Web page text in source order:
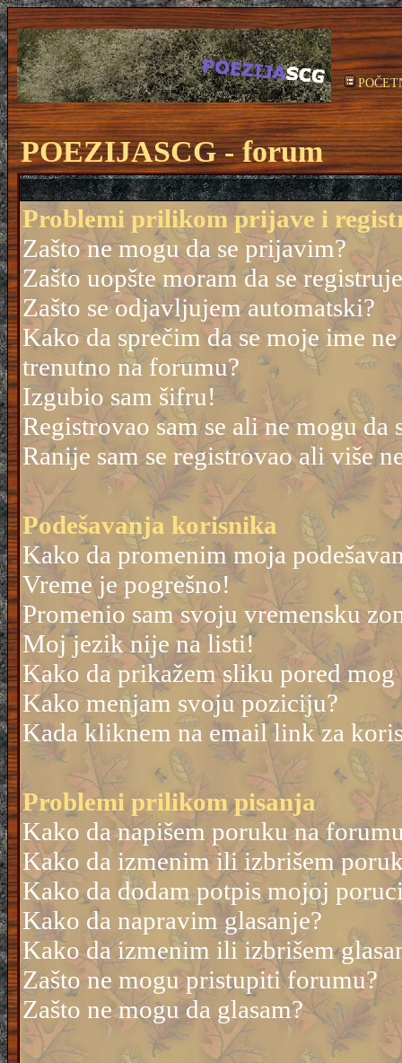
POEZIJASCG - forum
Problemi prilikom prijave i
Zašto ne mogu da se prijavim?
Zašto uopšte moram da se
Zašto se odjavljujem automatski?
Kako da sprečim da se moje ime
trenutno na forumu?
Izgubio sam šifru!
Registrovao sam se ali ne mogu
Ranije sam se registrovao ali više
Podešavanja korisnika
Kako da promenim moja
Vreme je pogrešno!
Promenio sam svoju vremensku
Moj jezik nije na listi!
Kako da prikažem sliku pored
Kako menjam svoju poziciju?
Kada kliknem na email link za
Problemi prilikom pisanja
Kako da napišem poruku na
Kako da izmenim ili izbrišem
Kako da dodam potpis mojoj
Kako da napravim glasanje?
Kako da izmenim ili izbrišem
Zašto ne mogu pristupiti forumu?
Zašto ne mogu da glasam?